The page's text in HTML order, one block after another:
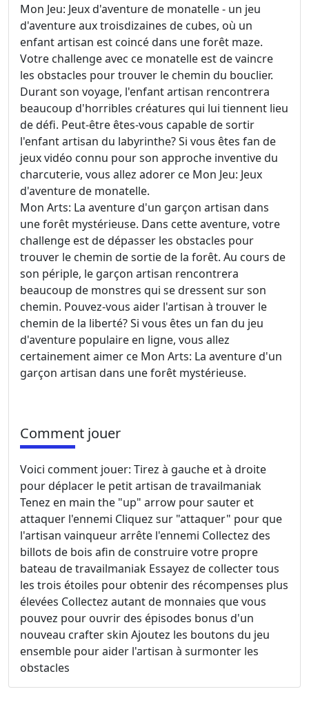
Mon Jeu: Jeux d'aventure de monatelle - un jeu
d'aventure aux troisdizaines de cubes, où un
enfant artisan est coincé dans une forêt maze.
Votre challenge avec ce monatelle est de vaincre
les obstacles pour trouver le chemin du bouclier.
Durant son voyage, l'enfant artisan rencontrera
beaucoup d'horribles créatures qui lui tiennent lieu
de défi. Peut-être êtes-vous capable de sortir
l'enfant artisan du labyrinthe? Si vous êtes fan de
jeux vidéo connu pour son approche inventive du
charcuterie, vous allez adorer ce Mon Jeu: Jeux
d'aventure de monatelle.
Mon Arts: La aventure d'un garçon artisan dans
une forêt mystérieuse. Dans cette aventure, votre
challenge est de dépasser les obstacles pour
trouver le chemin de sortie de la forêt. Au cours de
son périple, le garçon artisan rencontrera
beaucoup de monstres qui se dressent sur son
chemin. Pouvez-vous aider l'artisan à trouver le
chemin de la liberté? Si vous êtes un fan du jeu
d'aventure populaire en ligne, vous allez
certainement aimer ce Mon Arts: La aventure d'un
garçon artisan dans une forêt mystérieuse.
Comment jouer
Voici comment jouer: Tirez à gauche et à droite
pour déplacer le petit artisan de travailmaniak
Tenez en main the "up" arrow pour sauter et
attaquer l'ennemi Cliquez sur "attaquer" pour que
l'artisan vainqueur arrête l'ennemi Collectez des
billots de bois afin de construire votre propre
bateau de travailmaniak Essayez de collecter tous
les trois étoiles pour obtenir des récompenses plus
élevées Collectez autant de monnaies que vous
pouvez pour ouvrir des épisodes bonus d'un
nouveau crafter skin Ajoutez les boutons du jeu
ensemble pour aider l'artisan à surmonter les
obstacles